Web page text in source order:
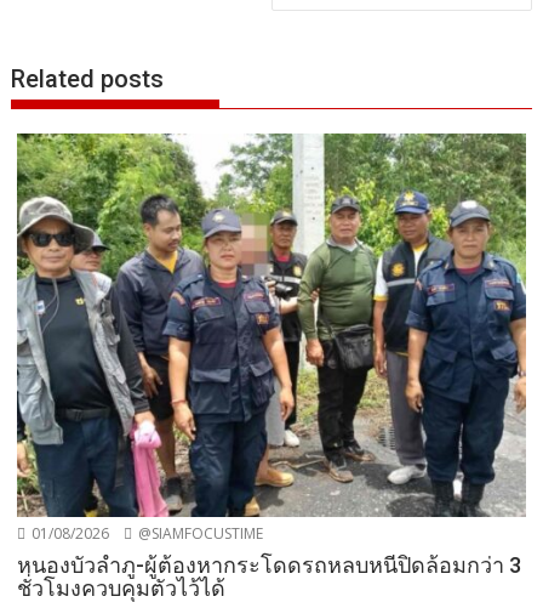
Related posts
01/08/2026 @SIAMFOCUSTIME
หนองบัวลำภู-ผู้ต้องหากระโดดรถหลบหนีปิดล้อมกว่า 3
ชั่วโมงควบคุมตัวไว้ได้